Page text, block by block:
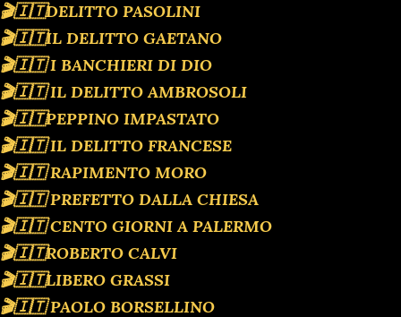
🎬🇮🇹DELITTO PASOLINI
🎬🇮🇹IL DELITTO GAETANO
🎬🇮🇹 I BANCHIERI DI DIO
🎬🇮🇹 IL DELITTO AMBROSOLI
🎬🇮🇹PEPPINO IMPASTATO
🎬🇮🇹 IL DELITTO FRANCESE
🎬🇮🇹 RAPIMENTO MORO
🎬🇮🇹 PREFETTO DALLA CHIESA
🎬🇮🇹 CENTO GIORNI A PALERMO
🎬🇮🇹ROBERTO CALVI
🎬🇮🇹LIBERO GRASSI
🎬🇮🇹 PAOLO BORSELLINO